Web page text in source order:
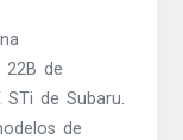
22B de
de Subaru.
de